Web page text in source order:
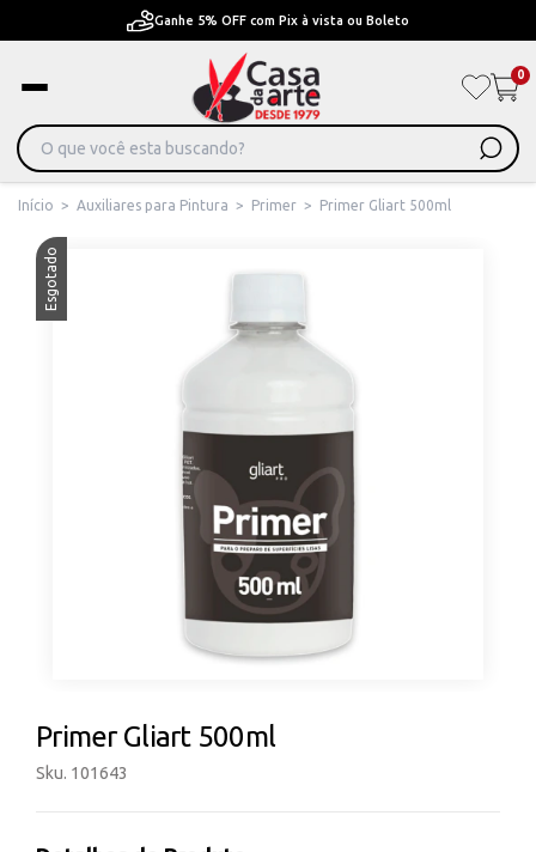
Ganhe 5% OFF com Pix à vista ou Boleto
0
Início > Auxiliares para Pintura > Primer > Primer Gliart 500ml
Esgotado
Primer Gliart 500ml
Sku. 101643